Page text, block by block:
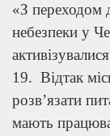
«З переходом
небезпеки у
19. Відтак
розв’язати
мають